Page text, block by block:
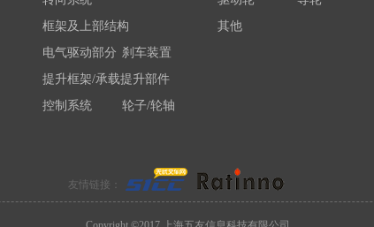
框架及上部结构
电气驱动部分 刹车装置
提升框架/承载提升部件
控制系统
轮子/轮轴
系统部件
属具配件
其他
友情链接：